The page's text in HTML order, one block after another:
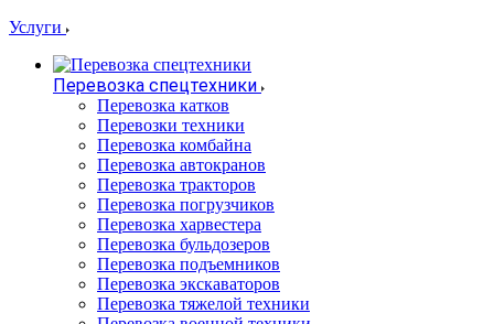
Услуги
Перевозка спецтехники
Перевозка катков
Перевозки техники
Перевозка комбайна
Перевозка автокранов
Перевозка тракторов
Перевозка погрузчиков
Перевозка харвестера
Перевозка бульдозеров
Перевозка подъемников
Перевозка экскаваторов
Перевозка тяжелой техники